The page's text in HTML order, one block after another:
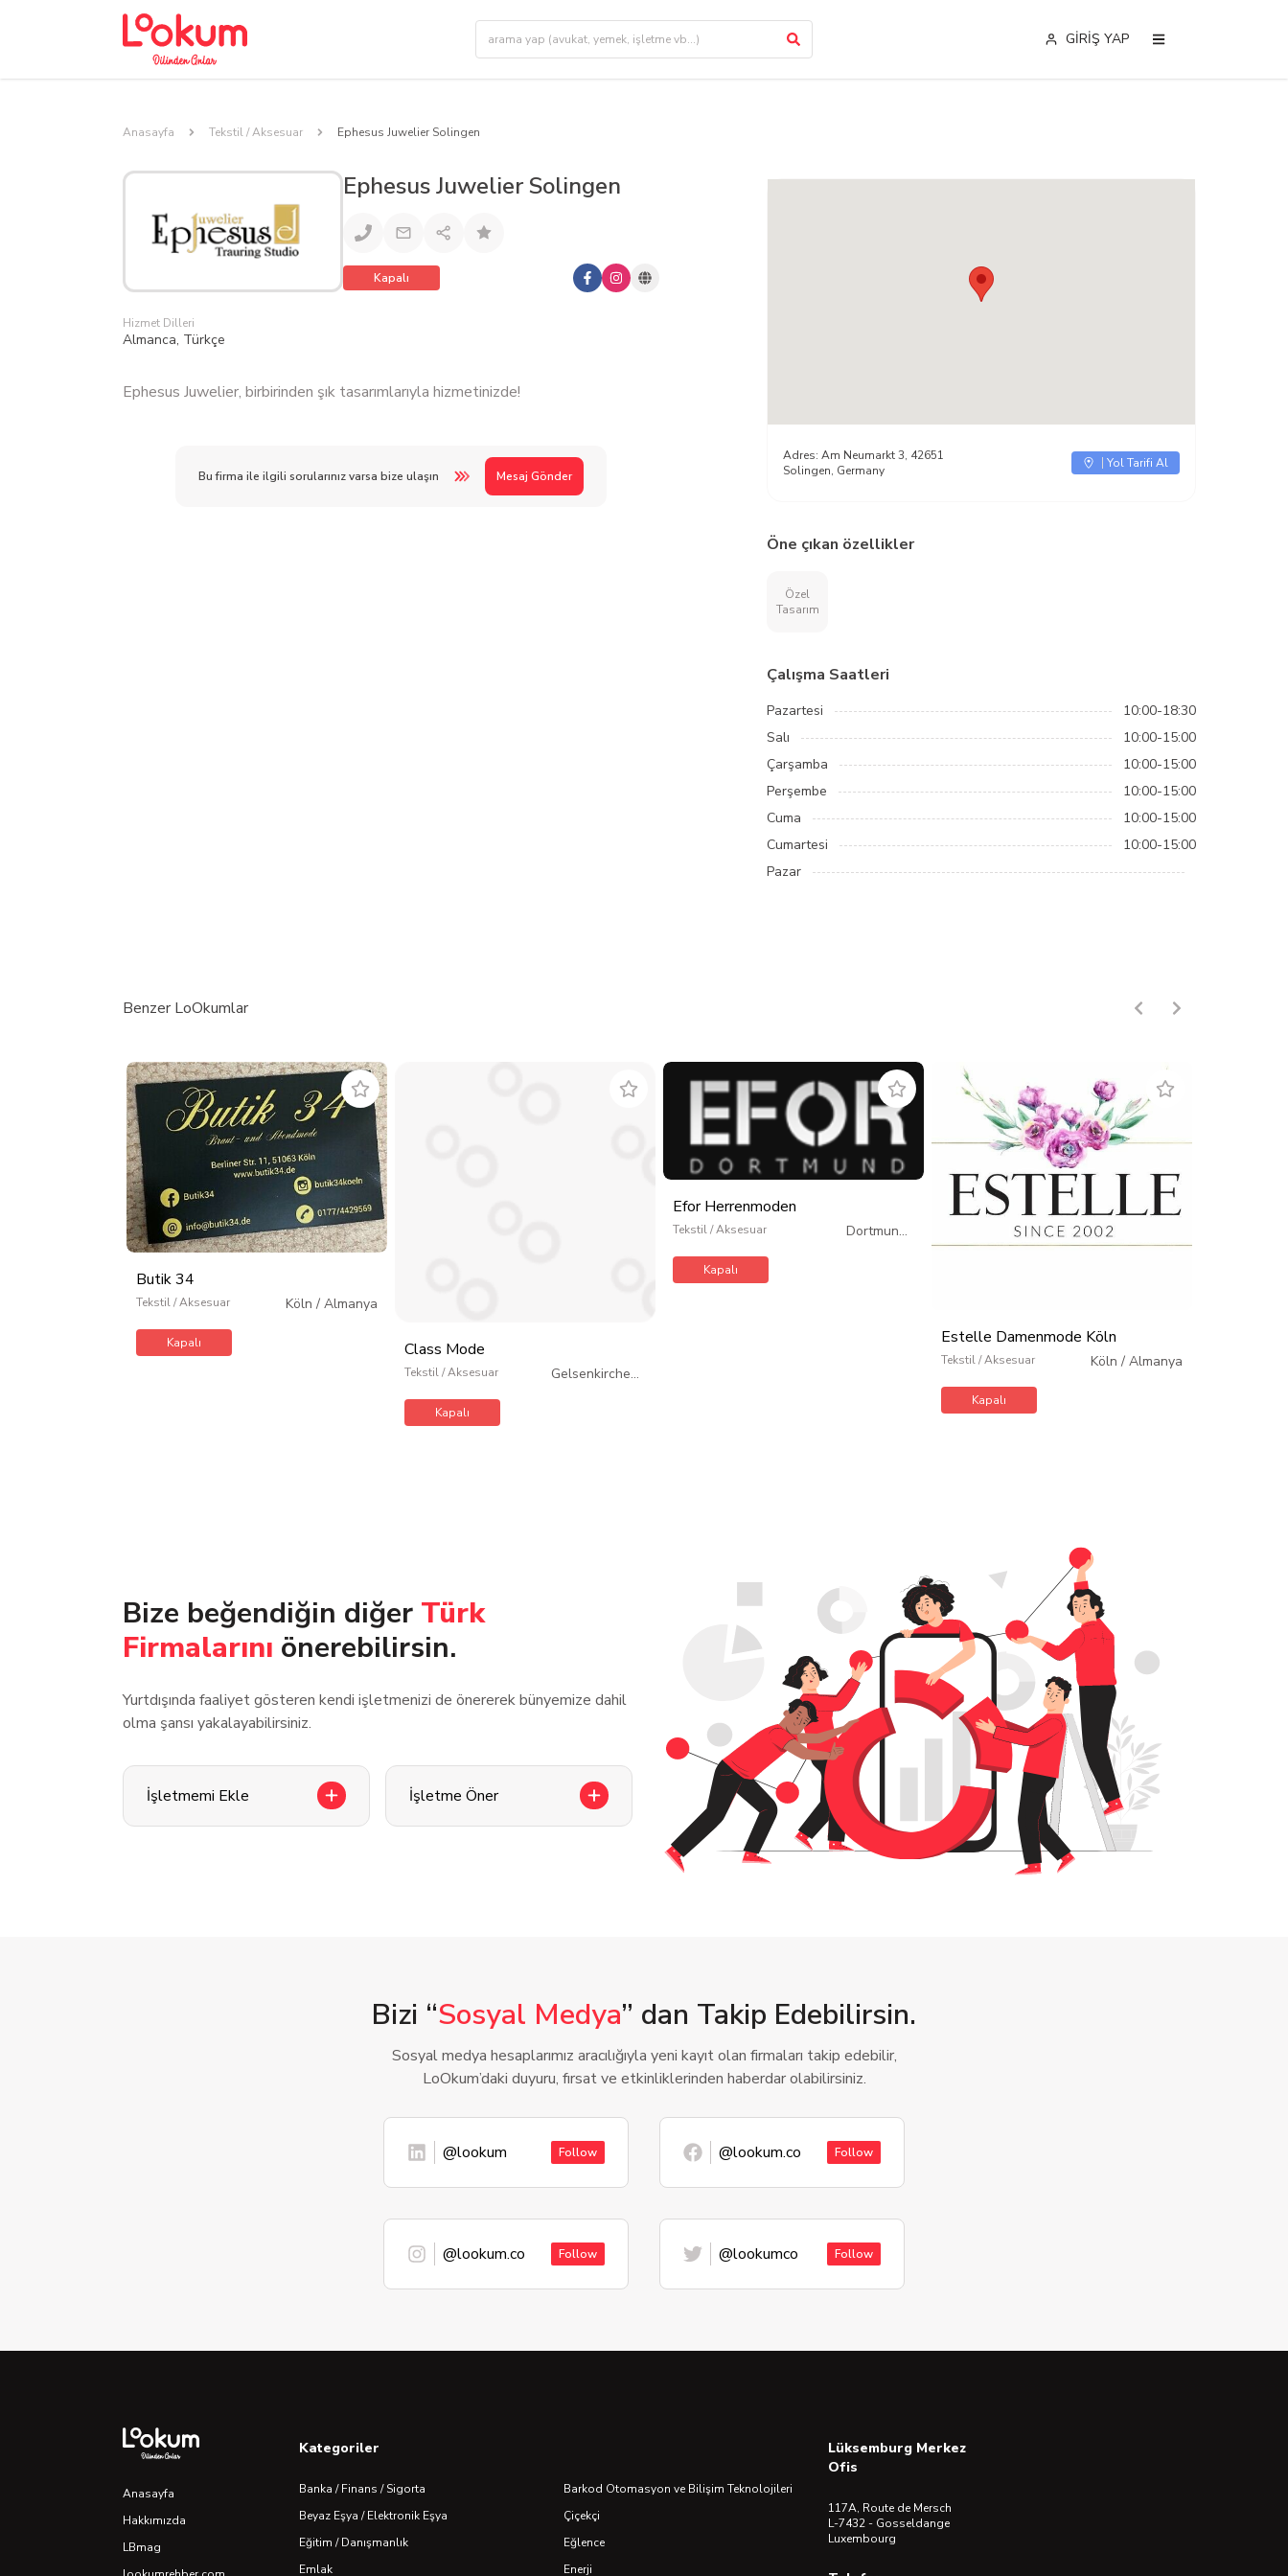
GİRİŞ YAP
Anasayfa Tekstil / Aksesuar Ephesus Juwelier Solingen
Ephesus Juwelier Solingen
Kapalı
Hizmet Dilleri
Almanca, Türkçe
Ephesus Juwelier, birbirinden şık tasarımlarıyla hizmetinizde!
Bu firma ile ilgili sorularınız varsa bize ulaşın Mesaj Gönder
Adres: Am Neumarkt 3, 42651
Solingen, Germany
Yol Tarifi Al
Öne çıkan özellikler
Özel
Tasarım
Çalışma Saatleri
Pazartesi
10:00-18:30
Salı
10:00-15:00
Çarşamba
10:00-15:00
Perşembe
10:00-15:00
Cuma
10:00-15:00
Cumartesi
10:00-15:00
Pazar
Benzer LoOkumlar
Butik 34
Tekstil / Aksesuar Köln / Almanya
Kapalı Class Mode
Tekstil / Aksesuar Gelsenkirchen
Kapalı
Efor Herrenmoden
Tekstil / Aksesuar Dortmund
Kapalı
Estelle Damenmode Köln
Tekstil / Aksesuar Köln / Almanya
Kapalı
Bize beğendiğin diğer Türk
Firmalarını önerebilirsin.
Yurtdışında faaliyet gösteren kendi işletmenizi de önererek bünyemize dahil
olma şansı yakalayabilirsiniz.
İşletmemi Ekle İşletme Öner
Bizi “Sosyal Medya” dan Takip Edebilirsin.
Sosyal medya hesaplarımız aracılığıyla yeni kayıt olan firmaları takip edebilir,
LoOkum’daki duyuru, fırsat ve etkinliklerinden haberdar olabilirsiniz.
@lookum Follow @lookum.co Follow
@lookum.co Follow @lookumco Follow
Anasayfa
Hakkımızda
LBmag
Kategoriler
Banka / Finans / Sigorta
Barkod Otomasyon ve Bilişim Teknolojileri
Beyaz Eşya / Elektronik Eşya
Çiçekçi
Eğitim / Danışmanlık
Eğlence
Emlak
Enerji
Lüksemburg Merkez
Ofis
117A, Route de Mersch
L-7432 - Gosseldange
Luxembourg